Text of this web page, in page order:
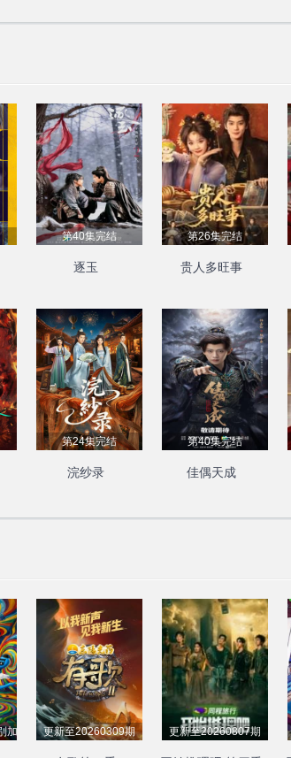
第40集完结
逐玉
第26集完结
贵人多旺事
第24集完结
浣纱录
第40集完结
佳偶天成
更 更新至20260309期 更新至20260807期